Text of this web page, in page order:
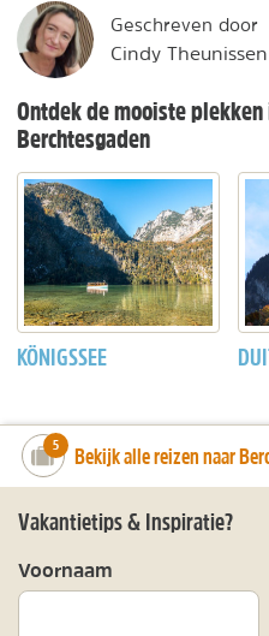
Geschreven door
Cindy Theunissen
Ontdek de mooiste
Berchtesgaden
KÖNIGSSEE
number_of_trips:
5 Bekijk alle reizen naar
Vakantietips & Inspiratie?
Voornaam